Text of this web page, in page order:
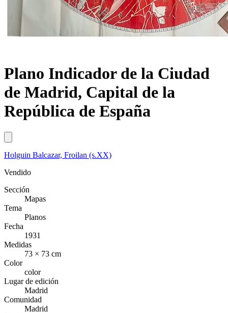
Plano Indicador de la Ciudad
de Madrid, Capital de la
República de España
Holguin Balcazar, Froilan (s.XX)
Vendido
Sección
Mapas
Tema
Planos
Fecha
1931
Medidas
73 × 73 cm
Color
color
Lugar de edición
Madrid
Comunidad
Madrid